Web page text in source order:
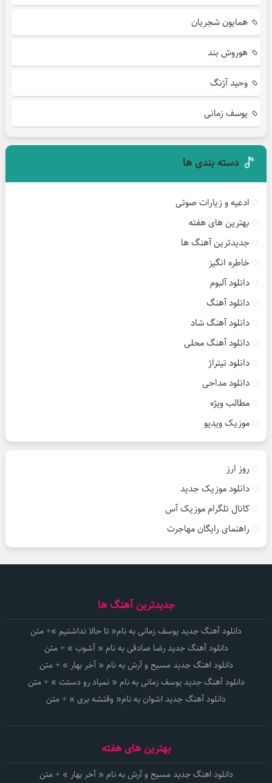
همایون شجریان
هوروش بند
وحید آژنگ
یوسف زمانی
دسته بندی ها
ادعیه و زیارات صوتی
بهترین های هفته
جدیدترین آهنگ ها
خاطره انگیز
دانلود آلبوم
دانلود آهنگ
دانلود آهنگ شاد
دانلود آهنگ محلی
دانلود تیتراژ
دانلود مداحی
مطالب ویژه
موزیک ویدیو
روز ارز
دانلود موزیک جدید
کانال تلگرام موزیک آس
راهنمای رایگان مهاجرت
جدیدترین آهنگ ها
دانلود آهنگ جدید یوسف زمانی به نام« تا حالا نداشتیم »+ متن
دانلود آهنگ جدید رضا صادقی به نام « آشوب » + متن
دانلود اهنگ جدید مسیح و آرش به نام « آخر بهار » + متن
دانلود آهنگ جدید یوسف زمانی به نام « نمیاد رو دستت » + متن
دانلود آهنگ جدید اشوان به نام« وقتشه بری » + متن
بهترین های هفته
دانلود اهنگ جدید مسیح و آرش به نام « آخر بهار » + متن